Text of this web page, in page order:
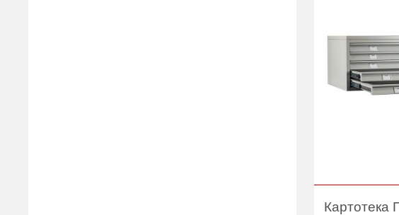
Картотека